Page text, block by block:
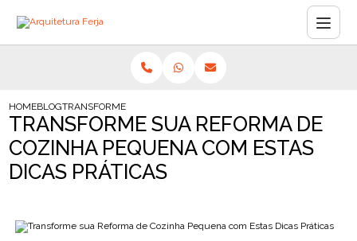
HOMEBLOGTRANSFORME SUA REFORMA DE COZINHA PEQUENA COM
TRANSFORME SUA REFORMA DE
COZINHA PEQUENA COM ESTAS
DICAS PRÁTICAS